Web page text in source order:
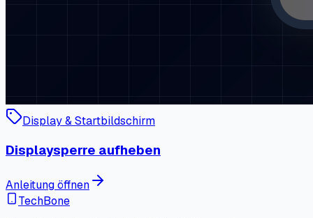
Display & Startbildschirm
Displaysperre aufheben
Anleitung öffnen
TechBone